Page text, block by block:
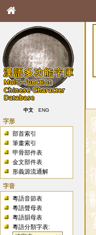
中文 ENG
字形
部首索引
筆畫索引
甲骨部件表
金文部件表
形義源流通解
字音
粵語音節表
粵語聲母表
粵語韻母表
粵語分類字表: